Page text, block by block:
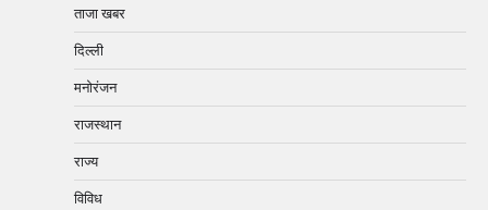
ताजा खबर
दिल्ली
मनोरंजन
राजस्थान
राज्य
विविध